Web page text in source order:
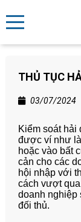
THỦ TỤC
03/07/2024
Kiểm soát hải
được ví như
hoặc vào bất
cản cho các
hội nhập với
cách vượt
doanh nghiệp
đối thủ.